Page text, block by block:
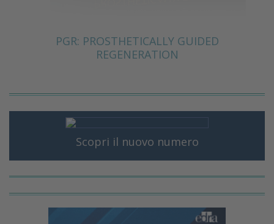
PGR: PROSTHETICALLY GUIDED
REGENERATION
Scopri il nuovo numero